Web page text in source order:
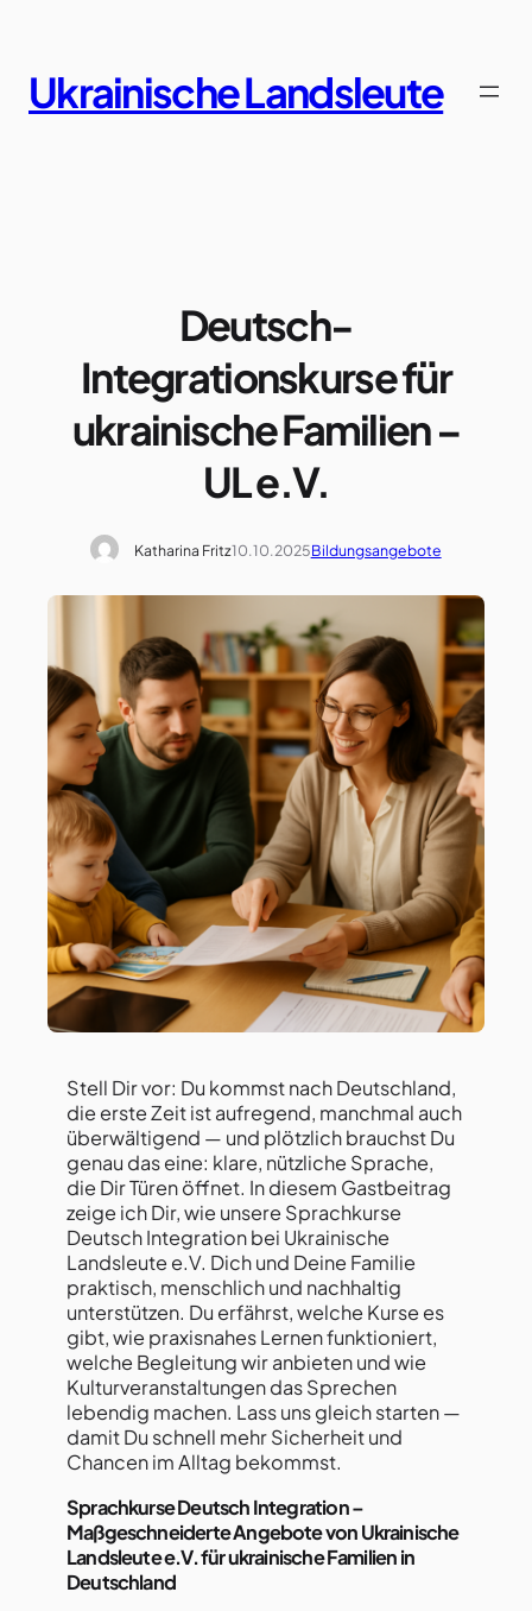
Ukrainische Landsleute
Deutsch-
Integrationskurse für
ukrainische Familien –
UL e.V.
Katharina Fritz10.10.2025Bildungsangebote
Stell Dir vor: Du kommst nach Deutschland,
die erste Zeit ist aufregend, manchmal auch
überwältigend — und plötzlich brauchst Du
genau das eine: klare, nützliche Sprache,
die Dir Türen öffnet. In diesem Gastbeitrag
zeige ich Dir, wie unsere Sprachkurse
Deutsch Integration bei Ukrainische
Landsleute e.V. Dich und Deine Familie
praktisch, menschlich und nachhaltig
unterstützen. Du erfährst, welche Kurse es
gibt, wie praxisnahes Lernen funktioniert,
welche Begleitung wir anbieten und wie
Kulturveranstaltungen das Sprechen
lebendig machen. Lass uns gleich starten —
damit Du schnell mehr Sicherheit und
Chancen im Alltag bekommst.
Sprachkurse Deutsch Integration –
Maßgeschneiderte Angebote von Ukrainische
Landsleute e.V. für ukrainische Familien in
Deutschland